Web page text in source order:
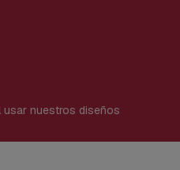
nuestros diseños